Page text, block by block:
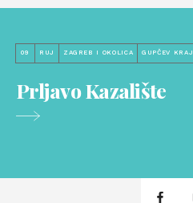
09 RUJ ZAGREB I OKOLICA GUPČEV KRAJ
Prljavo Kazalište